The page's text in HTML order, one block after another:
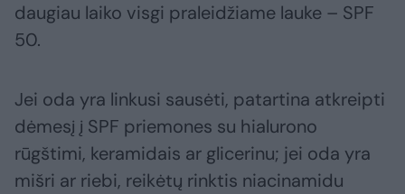
daugiau laiko visgi praleidžiame lauke – SPF
50.
Jei oda yra linkusi sausėti, patartina atkreipti
dėmesį į SPF priemones su hialurono
rūgštimi, keramidais ar glicerinu; jei oda yra
mišri ar riebi, reikėtų rinktis niacinamidu